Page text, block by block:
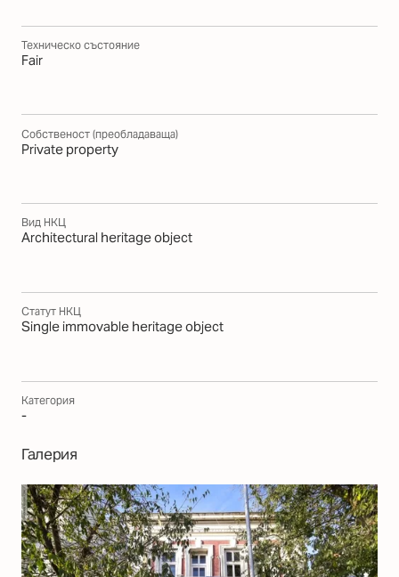
Техническо състояние
Fair
Собственост (преобладаваща)
Private property
Вид НКЦ
Architectural heritage object
Статут НКЦ
Single immovable heritage object
Категория
-
Галерия